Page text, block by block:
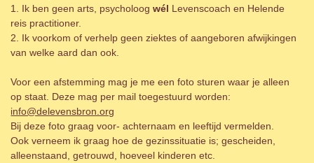
1. Ik ben geen arts, psycholoogwél Levenscoach en Helende
reis practitioner.
2. Ik voorkom of verhelp geen ziektes of aangeboren afwijkingen
van welke aard dan ook.
Voor een afstemming mag je me een foto sturen waar je alleen
op staat. Deze mag per mail toegestuurd worden:
info@delevensbron.org
Bij deze foto graag voor- achternaam en leeftijd vermelden.
Ook verneem ik graag hoe de gezinssituatie is; gescheiden,
alleenstaand, getrouwd, hoeveel kinderen etc.